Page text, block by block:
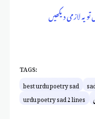
یہ لازمی دیکھیں
TAGS:
best urdu poetry sad
urdu poetry sad 2 lines